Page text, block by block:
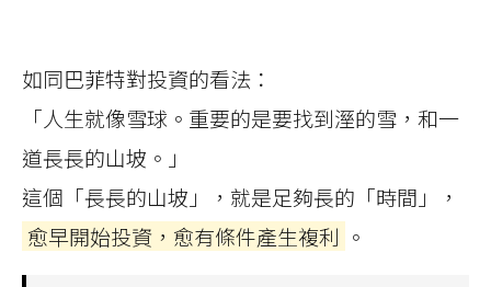
如同巴菲特對投資的看法：
「人生就像雪球。重要的是要找到溼的雪，和一
道長長的山坡。」
這個「長長的山坡」，就是足夠長的「時間」，
愈早開始投資，愈有條件產生複利 。